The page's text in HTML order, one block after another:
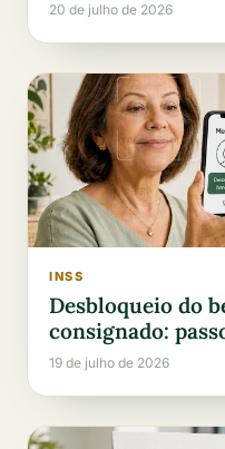
20 de julho de 2026
INSS
Desbloqueio do
consignado:
19 de julho de 2026